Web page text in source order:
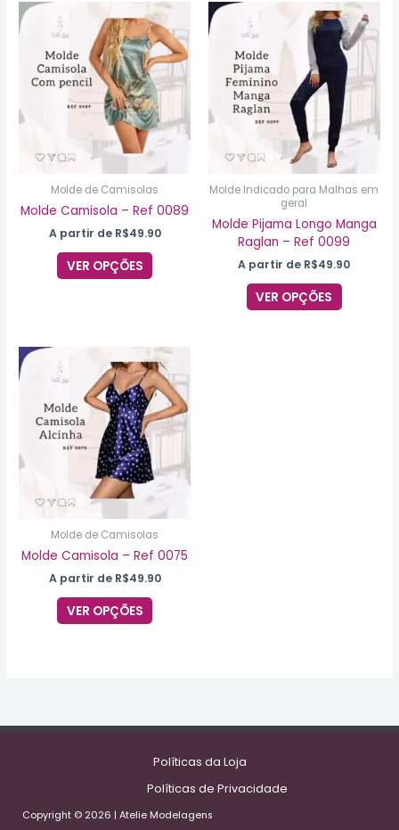
Molde de Camisolas
Molde Camisola – Ref 0089
A partir de R$49.90
VER OPÇÕES
Este
produto
tem
várias
variantes.
As
opções
podem
ser
escolhidas
na
página
produto
Molde Indicado para Malhas em
geral
Molde Pijama Longo Manga
Raglan – Ref 0099
A partir de R$49.90
VER OPÇÕES
Este
produto
tem
várias
As
opções
podem
ser
na
do
produto
Molde de Camisolas
Molde Camisola – Ref 0075
A partir de R$49.90
VER OPÇÕES
Este
produto
tem
várias
variantes.
opções
podem
ser
escolhidas
na
página
produto
Políticas da Loja
Políticas de Privacidade
Copyright © 2026 | Atelie Modelagens